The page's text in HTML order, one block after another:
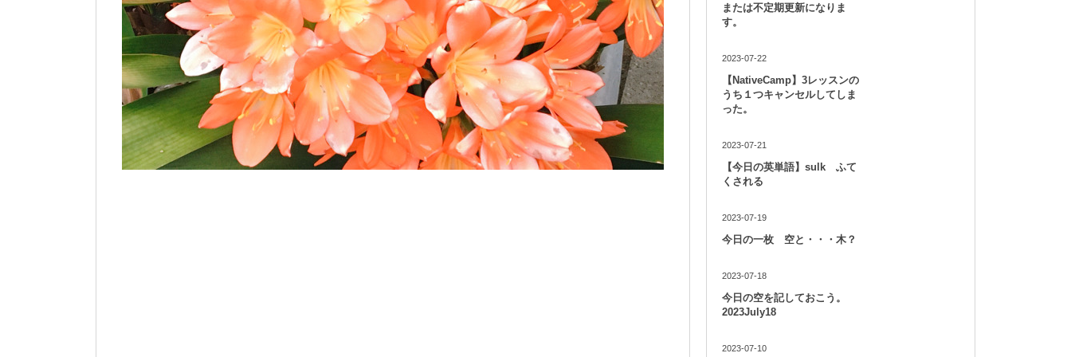
または不定期更新になりま
す。
2023-07-22
【NativeCamp】3レッスンの
うち１つキャンセルしてしま
った。
2023-07-21
【今日の英単語】sulk ふて
くされる
2023-07-19
今日の一枚 空と・・・木？
2023-07-18
今日の空を記しておこう。
2023July18
2023-07-10